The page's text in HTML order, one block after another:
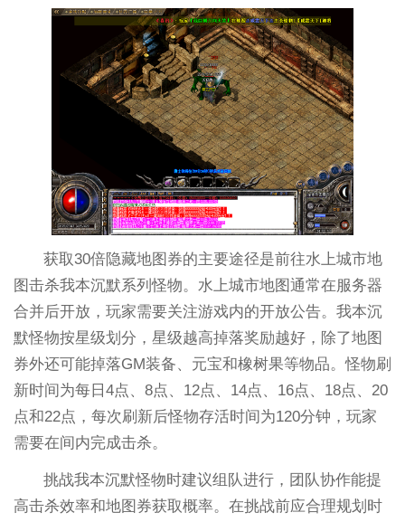
获取30倍隐藏地图券的主要途径是前往水上城市地
图击杀我本沉默系列怪物。水上城市地图通常在服务器
合并后开放，玩家需要关注游戏内的开放公告。我本沉
默怪物按星级划分，星级越高掉落奖励越好，除了地图
券外还可能掉落GM装备、元宝和橡树果等物品。怪物刷
新时间为每日4点、8点、12点、14点、16点、18点、20
点和22点，每次刷新后怪物存活时间为120分钟，玩家
需要在间内完成击杀。
挑战我本沉默怪物时建议组队进行，团队协作能提
高击杀效率和地图券获取概率。在挑战前应合理规划时